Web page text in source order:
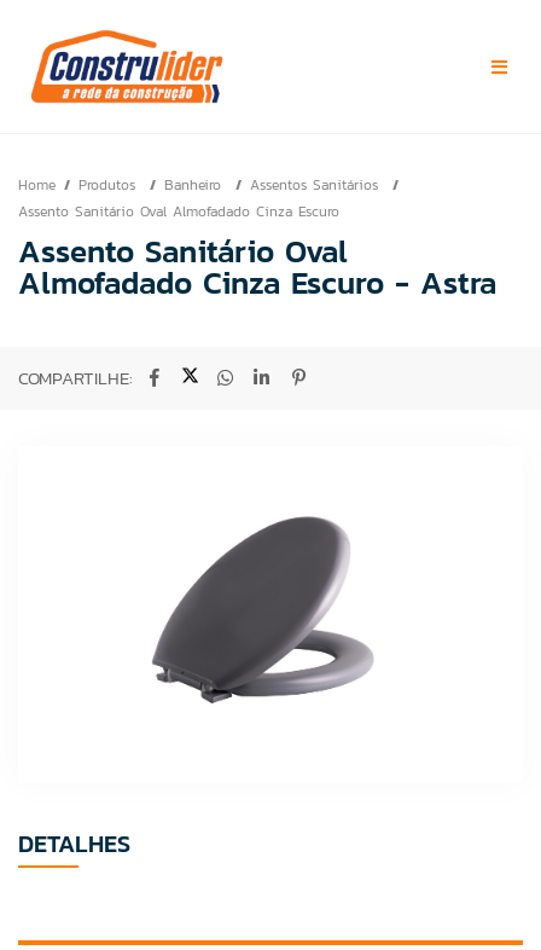
Home Produtos Banheiro
Assentos Sanitários
Assento Sanitário Oval Almofadado Cinza Escuro
Assento Sanitário Oval
Almofadado Cinza Escuro - Astra
COMPARTILHE:
DETALHES